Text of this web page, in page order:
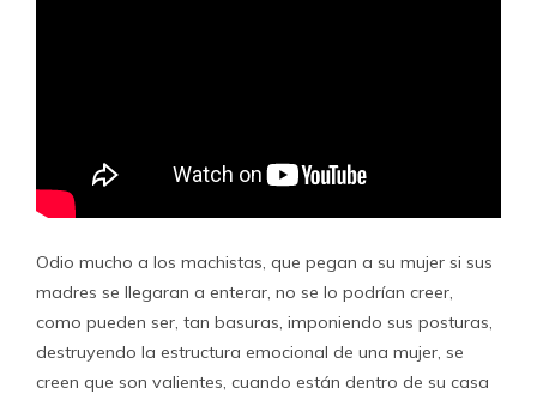
Odio mucho a los machistas, que pegan a su mujer si sus
madres se llegaran a enterar, no se lo podrían creer,
como pueden ser, tan basuras, imponiendo sus posturas,
destruyendo la estructura emocional de una mujer, se
creen que son valientes, cuando están dentro de su casa